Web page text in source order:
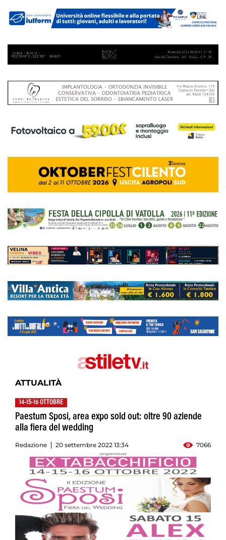
ATTUALITÀ
14-15-16 OTTOBRE
Paestum Sposi, area expo sold out: oltre 90 aziende
alla fiera del wedding
Redazione 20 settembre 2022 13:34 7066